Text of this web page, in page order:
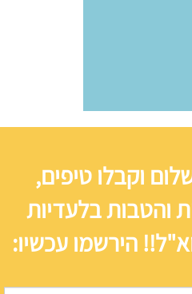
וקבלו טיפים,
והטבות בלעדיות
הירשמו עכשיו: